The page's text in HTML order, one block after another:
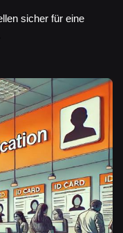
sicher für eine